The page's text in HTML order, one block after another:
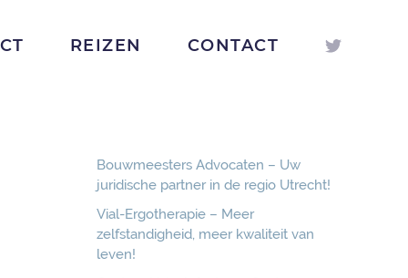
REIZEN CONTACT
Bouwmeesters Advocaten – Uw
juridische partner in de regio Utrecht!
Vial-Ergotherapie – Meer
zelfstandigheid, meer kwaliteit van
leven!